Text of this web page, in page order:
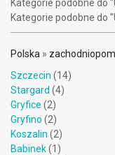
Kategorie podobne do
Kategorie podobne do
Polska »
Szczecin (14)
Stargard (4)
Gryfice (2)
Gryfino (2)
Koszalin (2)
Babinek(1)